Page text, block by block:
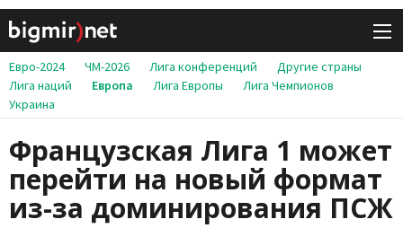
Евро-2024 ЧМ-2026 Лига конференций
Другие страны
Лига наций
Европа Лига Европы
Лига Чемпионов
Украина
Французская Лига 1 может
перейти на новый формат
из-за доминирования ПСЖ